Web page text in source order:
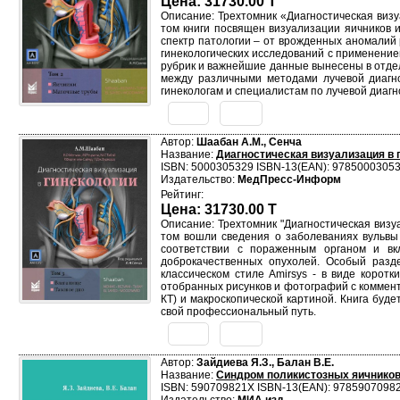
Описание: Трехтомник «Диагностическая
том книги посвящен визуализации
спектр патологии – от врожденных
гинекологических исследований с
рубрик и важнейшие данные вынесены в
между различными методами лучевой
гинекологам и специалистам по лучевой
Автор: Шаабан А.М., Сенча
Название: Диагностическая визуализация
ISBN: 5000305329 ISBN-13(EAN):
Издательство: МедПресс-Информ
Рейтинг:
Цена: 31730.00 T
Описание: Трехтомник "Диагностическая
том вошли сведения о заболеваниях
соответствии с пораженным органом и
доброкачественных опухолей. Особый
классическом стиле Amirsys - в виде
отобранных рисунков и фотографий с
КТ) и макроскопической картиной. Книга
свой профессиональный путь.
Автор: Зайдиева Я.З., Балан В.Е.
Название: Синдром поликистозных
ISBN: 590709821X ISBN-13(EAN):